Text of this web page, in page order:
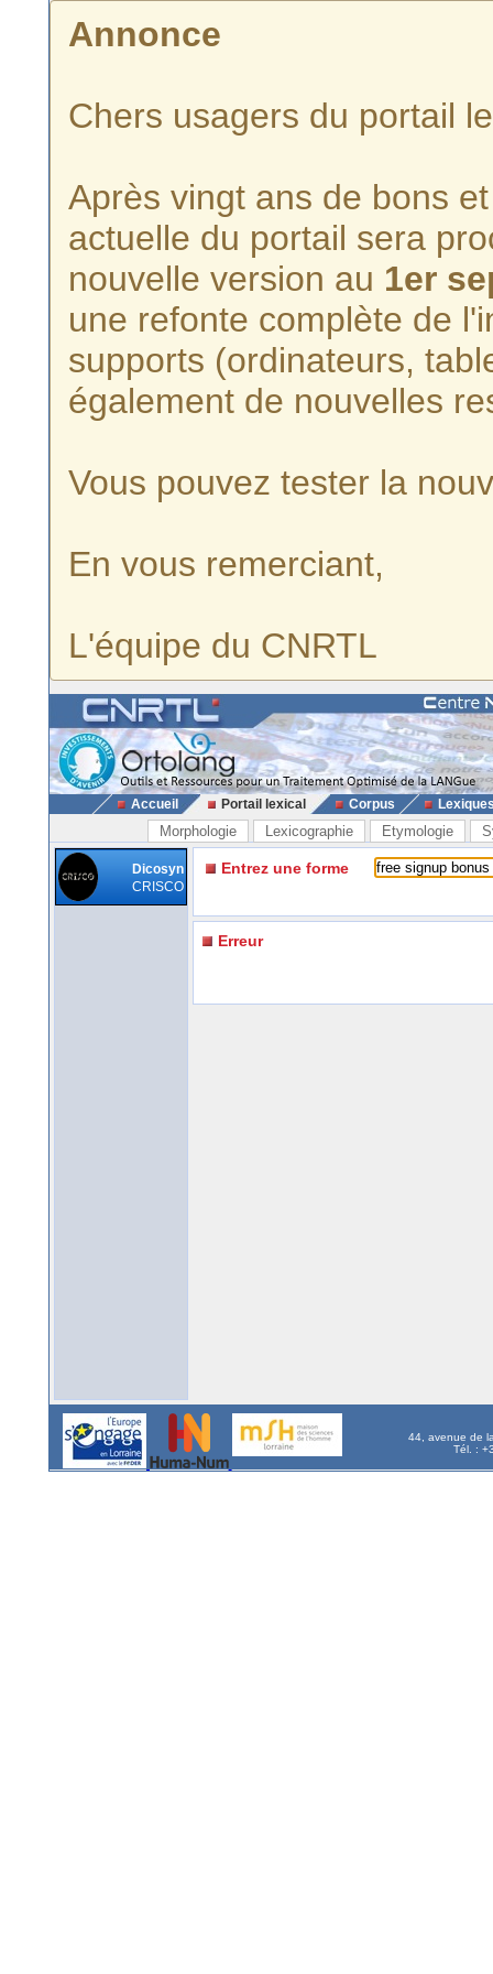
Annonce
Chers usagers du portail
Après vingt ans de bons
actuelle du portail sera
nouvelle version au 1er
une refonte complète de
supports (ordinateurs,
également de nouvelles
Vous pouvez tester la
En vous remerciant,
L'équipe du CNRTL
Accueil Portail lexical Corpus
Morphologie Lexicographie Etymologie
Dicosyn
CRISCO
Entrez une forme
Erreur
44, avenue de
Tél. :